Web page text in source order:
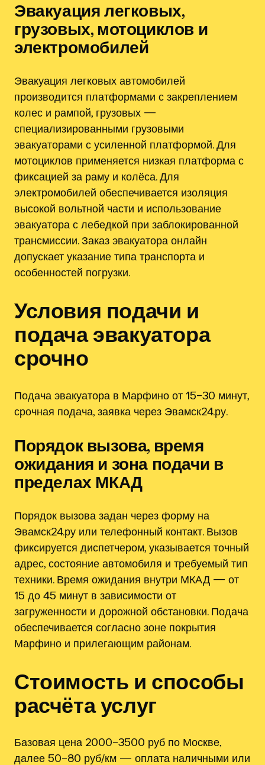
Эвакуация легковых,
грузовых, мотоциклов и
электромобилей
Эвакуация легковых автомобилей
производится платформами с закреплением
колес и рампой, грузовых —
специализированными грузовыми
эвакуаторами с усиленной платформой. Для
мотоциклов применяется низкая платформа с
фиксацией за раму и колёса. Для
электромобилей обеспечивается изоляция
высокой вольтной части и использование
эвакуатора с лебедкой при заблокированной
трансмиссии. Заказ эвакуатора онлайн
допускает указание типа транспорта и
особенностей погрузки.
Условия подачи и
подача эвакуатора
срочно
Подача эвакуатора в Марфино от 15–30 минут,
срочная подача, заявка через Эвамск24.ру.
Порядок вызова, время
ожидания и зона подачи в
пределах МКАД
Порядок вызова задан через форму на
Эвамск24.ру или телефонный контакт. Вызов
фиксируется диспетчером, указывается точный
адрес, состояние автомобиля и требуемый тип
техники. Время ожидания внутри МКАД — от
15 до 45 минут в зависимости от
загруженности и дорожной обстановки. Подача
обеспечивается согласно зоне покрытия
Марфино и прилегающим районам.
Стоимость и способы
расчёта услуг
Базовая цена 2000–3500 руб по Москве,
далее 50–80 руб/км — оплата наличными или